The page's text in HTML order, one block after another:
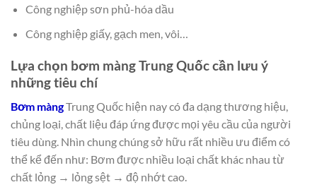
Công nghiệp sơn phủ-hóa dầu
Công nghiệp giấy, gạch men, vôi…
Lựa chọn bơm màng Trung Quốc cần lưu ý
những tiêu chí
Bơm màngTrung Quốc hiện nay có đa dạng thương hiệu,
chủng loại, chất liệu đáp ứng được mọi yêu cầu của người
tiêu dùng. Nhìn chung chúng sở hữu rất nhiều ưu điểm có
thể kể đến như: Bơm được nhiều loại chất khác nhau từ
chất lỏng → lỏng sệt → độ nhớt cao.